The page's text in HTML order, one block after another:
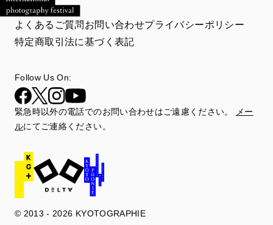
よくあるご質問 お問い合わせプライバシーポリシー
特定商取引法に基づく表記
Follow Us On:
緊急時以外の電話でのお問い合わせはご遠慮ください。
メー
ルにてご連絡ください。
© 2013 - 2026 KYOTOGRAPHIE